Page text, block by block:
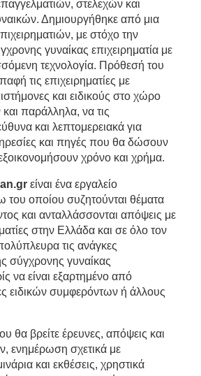
στελεχών και
Δημιουργήθηκε από μια
με στόχο την
γυναίκας επιχειρηματία με
τεχνολογία. Πρόθεσή του
τις επιχειρηματίες με
και ειδικούς στο χώρο
παράλληλα, να τις
και λεπτομερειακά για
και πηγές που θα δώσουν
χρόνο και χρήμα.
είναι ένα εργαλείο
του οποίου συζητούνται θέματα
και ανταλλάσσονται απόψεις με
στην Ελλάδα και σε όλο τον
τις ανάγκες
σύγχρονης γυναίκας
να είναι εξαρτημένο από
ειδικών συμφερόντων ή άλλους
θα βρείτε έρευνες, απόψεις και
ενημέρωση σχετικά με
και εκθέσεις, χρηστικά